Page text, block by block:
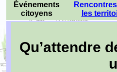
Événements
citoyens
les
Qu’attendre